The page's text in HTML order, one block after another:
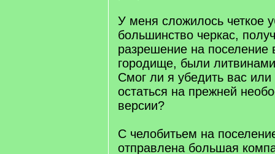
У меня сложилось четкое
большинство черкас,
разрешение на поселение
городище, были
Смог ли я убедить вас или
остаться на прежней
версии?
С челобитьем на
отправлена большая